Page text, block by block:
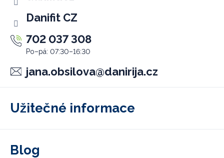
jana.obsilova@danirija.cz
702 037 308
Danifit CZ
Užitečné informace
Blog